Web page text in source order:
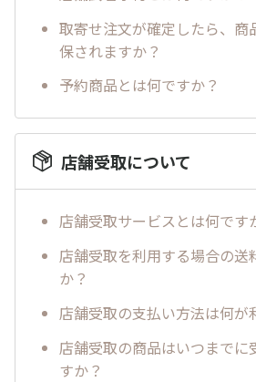
取寄せ注文が確定したら、商
保されますか？
予約商品とは何ですか？
店舗受取について
店舗受取サービスとは何です
店舗受取を利用する場合の送
か？
店舗受取の支払い方法は何が
店舗受取の商品はいつまでに
すか？